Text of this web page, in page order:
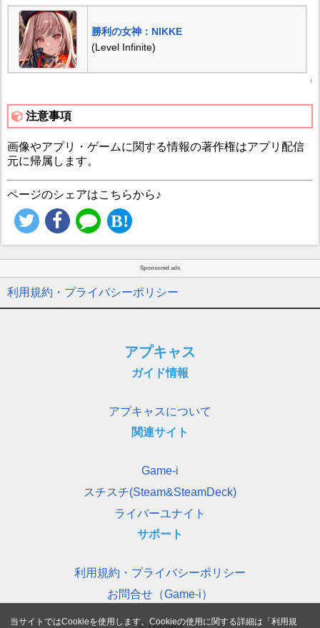
勝利の女神：NIKKE
(Level Infinite)
↑
注意事項
画像やアプリ・ゲームに関する情報の著作権はアプリ配信
元に帰属します。
ページのシェアはこちらから♪
Sponsored ads
利用規約・プライバシーポリシー
アプキャス
ガイド情報
アプキャスについて
関連サイト
Game-i
スチスチ(Steam&SteamDeck)
ライバーユナイト
サポート
利用規約・プライバシーポリシー
お問合せ（Game-i）
当サイトではCookieを使用します。Cookieの使用に関する詳細は「利用規